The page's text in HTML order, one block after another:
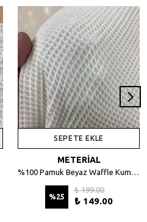
SEPETE EKLE
METERİAL
%100 Pamuk Beyaz Waffle Kumaş – Petek Dokulu, 140 cm En
%25
₺ 199.00
₺ 149.00